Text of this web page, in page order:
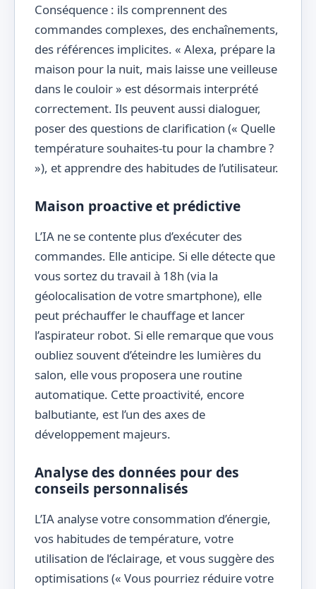
Conséquence : ils comprennent des
commandes complexes, des enchaînements,
des références implicites. « Alexa, prépare la
maison pour la nuit, mais laisse une veilleuse
dans le couloir » est désormais interprété
correctement. Ils peuvent aussi dialoguer,
poser des questions de clarification (« Quelle
température souhaites-tu pour la chambre ?
»), et apprendre des habitudes de l’utilisateur.
Maison proactive et prédictive
L’IA ne se contente plus d’exécuter des
commandes. Elle anticipe. Si elle détecte que
vous sortez du travail à 18h (via la
géolocalisation de votre smartphone), elle
peut préchauffer le chauffage et lancer
l’aspirateur robot. Si elle remarque que vous
oubliez souvent d’éteindre les lumières du
salon, elle vous proposera une routine
automatique. Cette proactivité, encore
balbutiante, est l’un des axes de
développement majeurs.
Analyse des données pour des
conseils personnalisés
L’IA analyse votre consommation d’énergie,
vos habitudes de température, votre
utilisation de l’éclairage, et vous suggère des
optimisations (« Vous pourriez réduire votre